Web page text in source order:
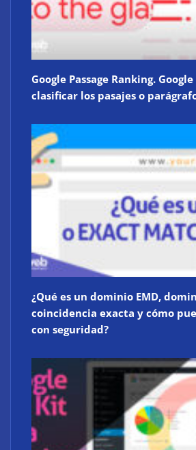
Google Passage Ranking.
clasificar los pasajes o
¿Qué es un dominio EMD,
coincidencia exacta y cómo
con seguridad?